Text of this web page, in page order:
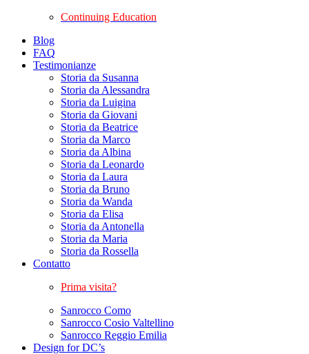
Continuing Education
Blog
FAQ
Testimonianze
Storia da Susanna
Storia da Alessandra
Storia da Luigina
Storia da Giovani
Storia da Beatrice
Storia da Marco
Storia da Albina
Storia da Leonardo
Storia da Laura
Storia da Bruno
Storia da Wanda
Storia da Elisa
Storia da Antonella
Storia da Maria
Storia da Rossella
Contatto
Prima visita?
Sanrocco Como
Sanrocco Cosio Valtellino
Sanrocco Reggio Emilia
Design for DC’s